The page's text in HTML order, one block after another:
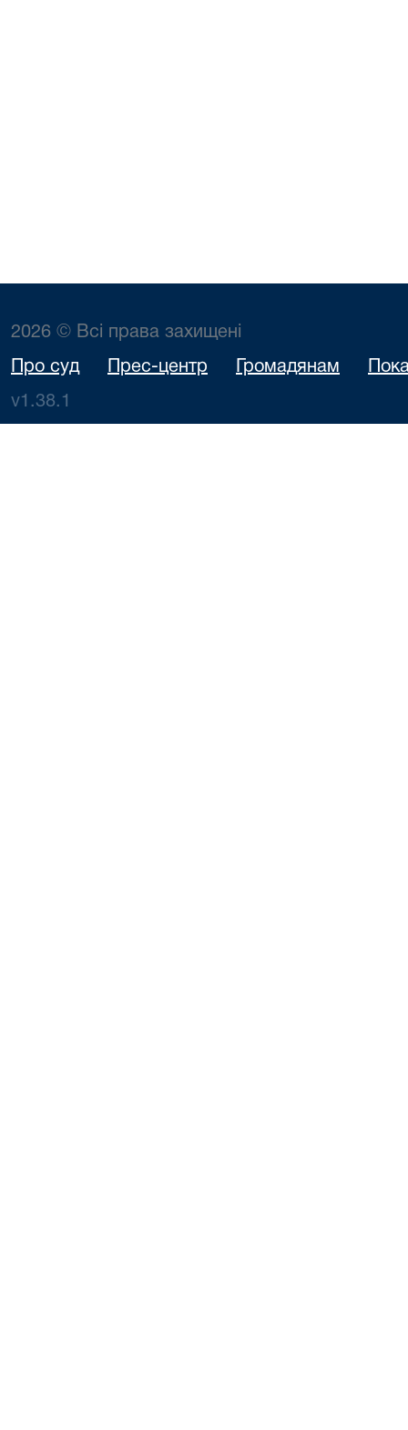
2026 © Всі права захищені
Про суд Прес-центр Громадянам
v1.38.1